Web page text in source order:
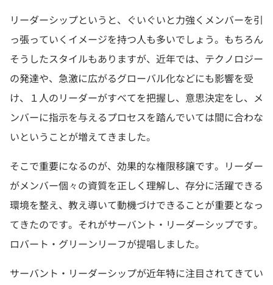
リーダーシップというと、ぐいぐいと力強くメンバーを引
っ張っていくイメージを持つ人も多いでしょう。もちろん
そうしたスタイルもありますが、近年では、テクノロジー
の発達や、急激に広がるグローバル化などにも影響を受
け、１人のリーダーがすべてを把握し、意思決定をし、メ
ンバーに指示を与えるプロセスを踏んでいては間に合わな
いということが増えてきました。
そこで重要になるのが、効果的な権限移譲です。リーダー
がメンバー個々の資質を正しく理解し、存分に活躍できる
環境を整え、教え導いて動機づけできることが重要となっ
てきたのです。それがサーバント・リーダーシップです。
ロバート・グリーンリーフが提唱しました。
サーバント・リーダーシップが近年特に注目されてきてい